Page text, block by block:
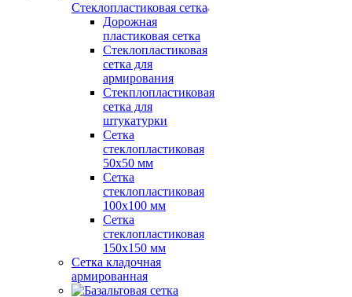
Стеклопластиковая сетка
Дорожная
пластиковая сетка
Стеклопластиковая
сетка для
армирования
Стекплопластиковая
сетка для
штукатурки
Сетка
стеклопластиковая
50x50 мм
Сетка
стеклопластиковая
100x100 мм
Сетка
стеклопластиковая
150x150 мм
Сетка кладочная
армированная